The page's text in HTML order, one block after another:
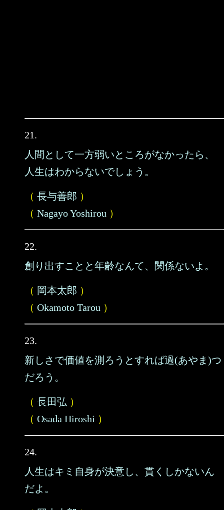
21.
人間として一方弱いところがなかったら、
人生はわからないでしょう。
（ 長与善郎 ）
（ Nagayo Yoshirou ）
22.
創り出すことと年齢なんて、関係ないよ。
（ 岡本太郎 ）
（ Okamoto Tarou ）
23.
新しさで価値を測ろうとすれば過(あやま)つ
だろう。
（ 長田弘 ）
（ Osada Hiroshi ）
24.
人生はキミ自身が決意し、貫くしかないん
だよ。